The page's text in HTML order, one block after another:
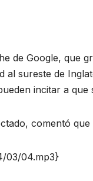
de Google, que
al sureste de
incitar a que
comentó
03/04.mp3}